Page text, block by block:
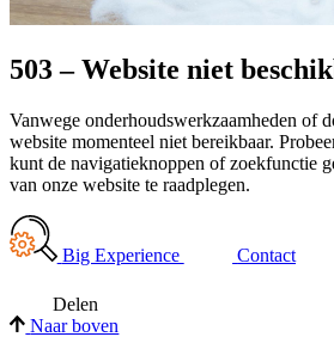
503 – Website niet
Vanwege onderhoudswerkzaamheden of
website momenteel niet bereikbaar.
kunt de navigatieknoppen of zoekfunctie
van onze website te raadplegen.
Big Experience Contact
Delen
Naar boven